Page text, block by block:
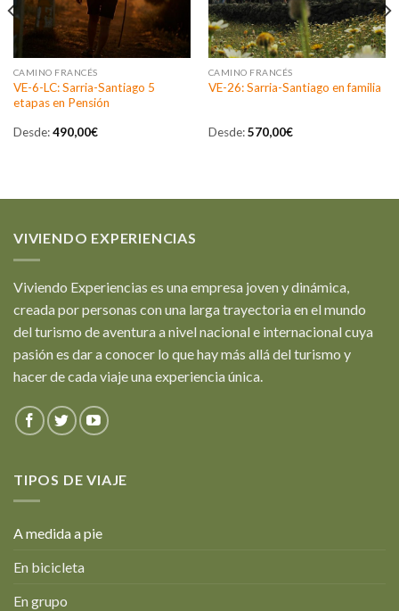
CAMINO FRANCÉS
VE-6-LC: Sarria-Santiago 5
etapas en Pensión
Desde:490,00€
CAMINO FRANCÉS
VE-26: Sarria-Santiago en familia
Desde:570,00€
VIVIENDO EXPERIENCIAS
Viviendo Experiencias es una empresa joven y dinámica,
creada por personas con una larga trayectoria en el mundo
del turismo de aventura a nivel nacional e internacional cuya
pasión es dar a conocer lo que hay más allá del turismo y
hacer de cada viaje una experiencia única.
TIPOS DE VIAJE
A medida a pie
En bicicleta
En grupo